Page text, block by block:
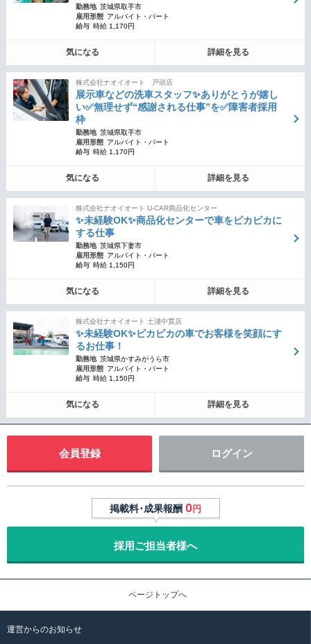
勤務地 茨城県取手市
雇用形態 アルバイト・パート
給与 時給 1,170円
気になる 詳細を見る
株式会社ナオイオート 戸頭店
展示車などの洗車スタッフ✨ありがとうが嬉し
い✅無理せず“感謝される仕事”を✅障害者採用
枠
勤務地 茨城県取手市
雇用形態 アルバイト・パート
給与 時給 1,170円
気になる 詳細を見る
株式会社ナオイオート U-CAR商品化センター
✨未経験OK✨商品化センターで車をピカピカに
する仕事
勤務地 茨城県下妻市
雇用形態 アルバイト・パート
給与 時給 1,150円
気になる 詳細を見る
株式会社ナオイオート 土浦中貫店
✨未経験OK✨ピカピカの車でお客様を笑顔にす
るお仕事！
勤務地 茨城県かすみがうら市
雇用形態 アルバイト・パート
給与 時給 1,150円
気になる 詳細を見る
会員登録 ログイン
掲載料･成果報酬 0円
採用ご担当者様へ
ページトップへ
運営からのお知らせ